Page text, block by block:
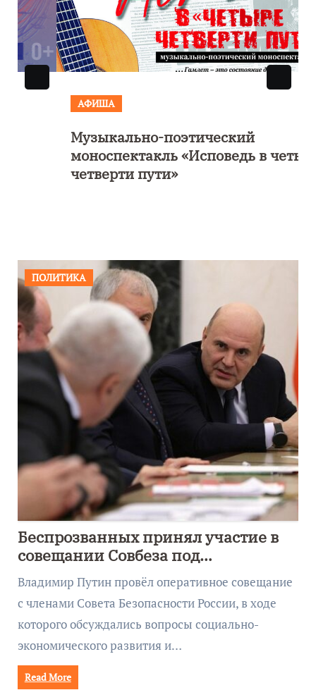
Музыкально-поэтический
моноспектакль «Исповедь в четыре
четверти пути»
ПОЛИТИКА
Беспрозванных принял участие в
совещании Совбеза под
руководством Путина
Владимир Путин провёл оперативное совещание
с членами Совета Безопасности России, в ходе
которого обсуждались вопросы социально-
экономического развития и…
Read More